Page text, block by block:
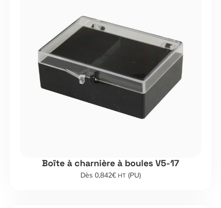
Boîte à charnière à boules V5-17
Dès 0,842€ HT(PU)